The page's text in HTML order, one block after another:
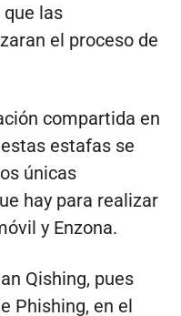
que las
el proceso de
compartida en
estafas se
únicas
hay para realizar
y Enzona.
Qishing, pues
Phishing, en el